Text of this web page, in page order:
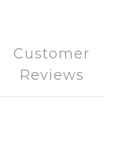
Customer
Reviews